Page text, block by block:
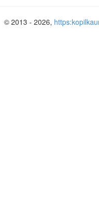
© 2013 - 2026,